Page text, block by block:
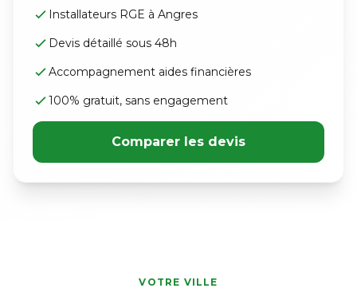
Installateurs RGE à Angres
Devis détaillé sous 48h
Accompagnement aides financières
100% gratuit, sans engagement
Comparer les devis
VOTRE VILLE